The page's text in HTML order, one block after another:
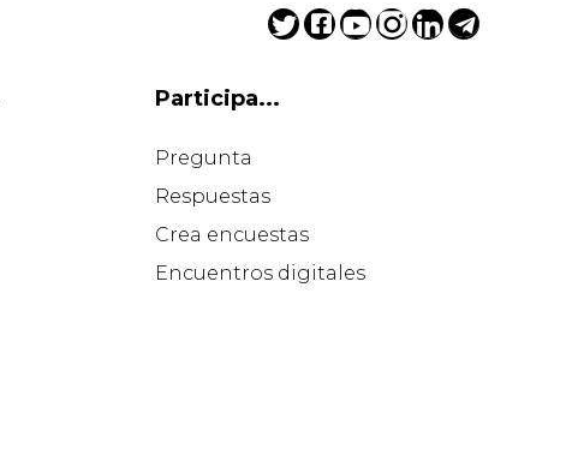
Participa...
Pregunta
Respuestas
Crea encuestas
Encuentros digitales